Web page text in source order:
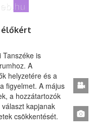
élőkért
Tanszéke is
A
helyzetére és a
figyelmet. A május
a hozzátartozók
kapjanak
csökkentését.